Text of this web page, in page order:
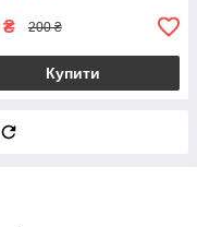
₴ 200 ₴
Купити